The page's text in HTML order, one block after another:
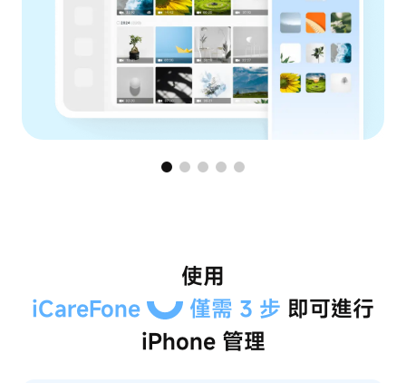
使用
iCareFone
僅需 3 步 即可進行
iPhone 管理